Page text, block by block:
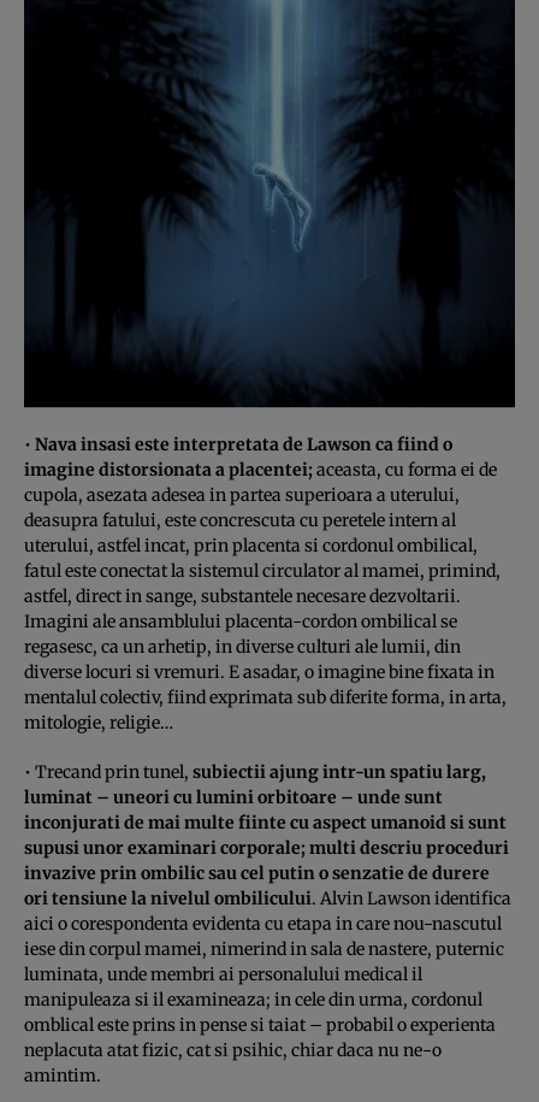
• Nava insasi este interpretata de Lawson ca fiind o
imagine distorsionata a placentei; aceasta, cu forma ei de
cupola, asezata adesea in partea superioara a uterului,
deasupra fatului, este concrescuta cu peretele intern al
uterului, astfel incat, prin placenta si cordonul ombilical,
fatul este conectat la sistemul circulator al mamei, primind,
astfel, direct in sange, substantele necesare dezvoltarii.
Imagini ale ansamblului placenta-cordon ombilical se
regasesc, ca un arhetip, in diverse culturi ale lumii, din
diverse locuri si vremuri. E asadar, o imagine bine fixata in
mentalul colectiv, fiind exprimata sub diferite forma, in arta,
mitologie, religie…
• Trecand prin tunel, subiectii ajung intr-un spatiu larg,
luminat – uneori cu lumini orbitoare – unde sunt
inconjurati de mai multe fiinte cu aspect umanoid si sunt
supusi unor examinari corporale; multi descriu proceduri
invazive prin ombilic sau cel putin o senzatie de durere
ori tensiune la nivelul ombilicului. Alvin Lawson identifica
aici o corespondenta evidenta cu etapa in care nou-nascutul
iese din corpul mamei, nimerind in sala de nastere, puternic
luminata, unde membri ai personalului medical il
manipuleaza si il examineaza; in cele din urma, cordonul
omblical este prins in pense si taiat – probabil o experienta
neplacuta atat fizic, cat si psihic, chiar daca nu ne-o
amintim.